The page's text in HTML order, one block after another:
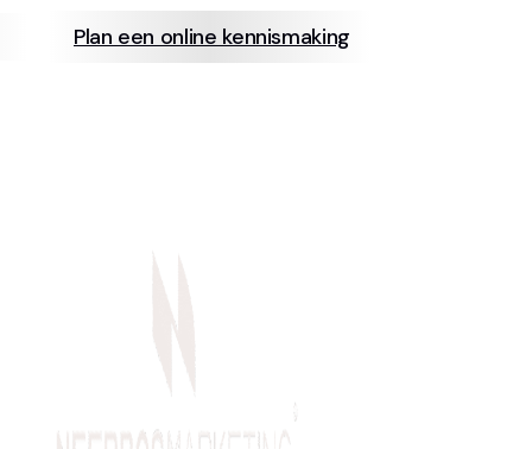
Plan een online kennismaking